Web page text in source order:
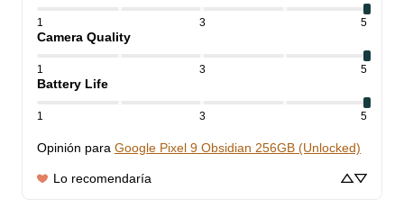
1 3 5
Camera Quality
1 3 5
Battery Life
1 3 5
Opinión para Google Pixel 9 Obsidian 256GB (Unlocked)
Lo recomendaría